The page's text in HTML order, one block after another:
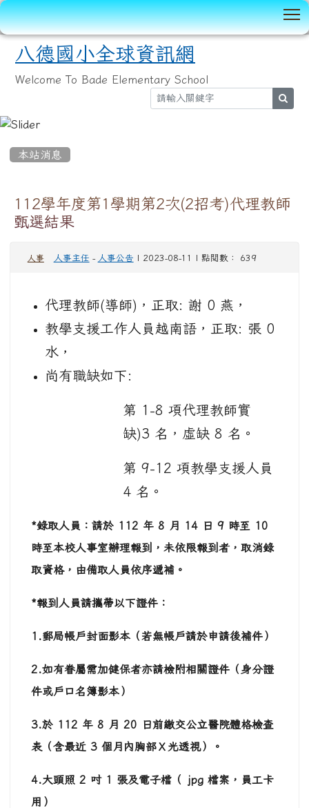
八德國小全球資訊網
Welcome To Bade Elementary School
本站消息
112學年度第1學期第2次(2招考)代理教師
甄選結果
人事 人事主任 - 人事公告 | 2023-08-11 | 點閱數： 639
代理教師(導師)，正取: 謝 0 燕，
教學支援工作人員越南語，正取: 張 0
水，
尚有職缺如下:
第 1-8 項代理教師實
缺)3 名，虛缺 8 名。
第 9-12 項教學支援人員
4 名。
*錄取人員：請於 112 年 8 月 14 日 9 時至 10
時至本校人事室辦理報到，未依限報到者，取消錄
取資格，由備取人員依序遞補。
*報到人員請攜帶以下證件：
1.郵局帳戶封面影本（若無帳戶請於申請後補件）
2.如有眷屬需加健保者亦請檢附相關證件（身分證
件或戶口名簿影本）
3.於 112 年 8 月 20 日前繳交公立醫院體格檢查
表（含最近 3 個月內胸部Ｘ光透視）。
4.大頭照 2 吋 1 張及電子檔（ jpg 檔案，員工卡
用）